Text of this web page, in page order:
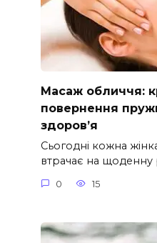
Масаж обличчя:
повернення
здоров’я
Сьогодні кожна
втрачає на щоденну
0 15